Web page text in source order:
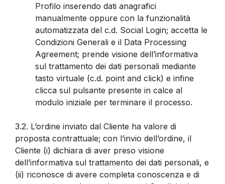
Profilo inserendo dati anagrafici
manualmente oppure con la funzionalità
automatizzata del c.d. Social Login; accetta le
Condizioni Generali e il Data Processing
Agreement; prende visione dell’informativa
sul trattamento dei dati personali mediante
tasto virtuale (c.d. point and click) e infine
clicca sul pulsante presente in calce al
modulo iniziale per terminare il processo.
3.2. L’ordine inviato dal Cliente ha valore di
proposta contrattuale; con l’invio dell’ordine, il
Cliente (i) dichiara di aver preso visione
dell’informativa sul trattamento dei dati personali, e
(ii) riconosce di avere completa conoscenza e di